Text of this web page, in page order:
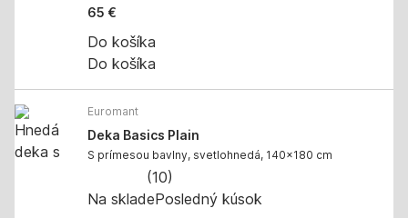
65 €
Do košíka
Do košíka
Euromant
Deka Basics Plain
S prímesou bavlny, svetlohnedá, 140x180 cm
(10)
Na skladePosledný kúsok